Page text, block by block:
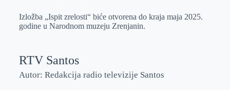
Izložba „Ispit zrelosti“ biće otvorena do kraja maja 2025.
godine u Narodnom muzeju Zrenjanin.
RTV Santos
Autor: Redakcija radio televizije Santos